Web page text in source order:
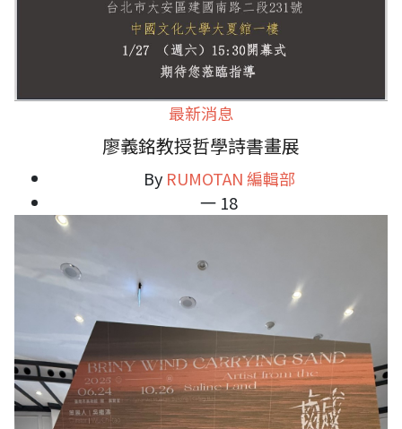
最新消息
廖義銘教授哲學詩書畫展
By RUMOTAN 編輯部
一 18